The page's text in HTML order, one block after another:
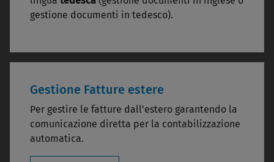
gestione documenti in tedesco).
Gestione Fatture estere
Per gestire le fatture dall’estero garantendo la
comunicazione diretta per la contabilizzazione
automatica.